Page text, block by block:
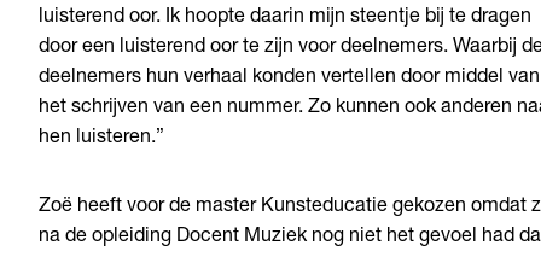
luisterend oor. Ik hoopte daarin mijn steentje bij te dragen
door een luisterend oor te zijn voor deelnemers. Waarbij
deelnemers hun verhaal konden vertellen door middel van
het schrijven van een nummer. Zo kunnen ook anderen
hen luisteren.”
Zoë heeft voor de master Kunsteducatie gekozen omdat
na de opleiding Docent Muziek nog niet het gevoel had